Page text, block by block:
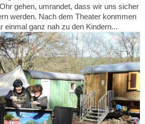
gehen, umrandet, dass wir uns sicher
werden. Nach dem Theater konmmen
einmal ganz nah zu den Kindern...